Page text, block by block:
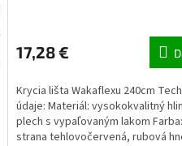
17,28 €
Krycia lišta Wakaflexu 240cm
údaje: Materiál: vysokokvalitný
plech s vypaľovaným lakom
strana tehlovočervená, rubová